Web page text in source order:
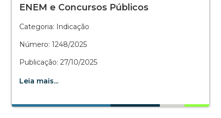
ENEM e Concursos Públicos
Categoria: Indicação
Número: 1248/2025
Publicação: 27/10/2025
Leia mais...